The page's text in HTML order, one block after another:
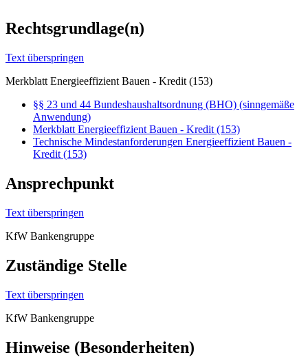
Rechtsgrundlage(n)
Text überspringen
Merkblatt Energieeffizient Bauen - Kredit (153)
§§ 23 und 44 Bundeshaushaltsordnung (BHO) (sinngemäße
Anwendung)
Merkblatt Energieeffizient Bauen - Kredit (153)
Technische Mindestanforderungen Energieeffizient Bauen -
Kredit (153)
Ansprechpunkt
Text überspringen
KfW Bankengruppe
Zuständige Stelle
Text überspringen
KfW Bankengruppe
Hinweise (Besonderheiten)